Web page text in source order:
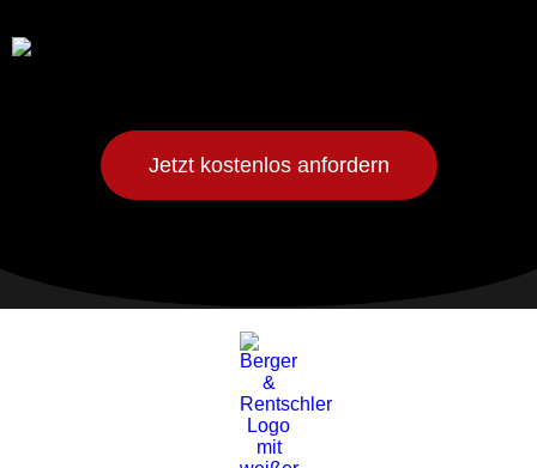
Jetzt kostenlos anfordern